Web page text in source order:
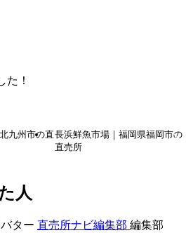
た！
九州市の直長浜鮮魚市場｜福岡県福岡市の
直売所
人
直売所ナビ編集部 編集部